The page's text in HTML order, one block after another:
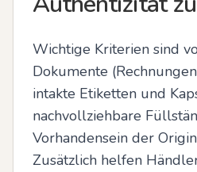
Wichtige Kriterien sind
Dokumente
intakte Etiketten und
nachvollziehbare
Vorhandensein der
Zusätzlich helfen